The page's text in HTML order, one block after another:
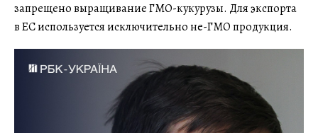
запрещено выращивание ГМО-кукурузы. Для экспорта
в ЕС используется исключительно не-ГМО продукция.